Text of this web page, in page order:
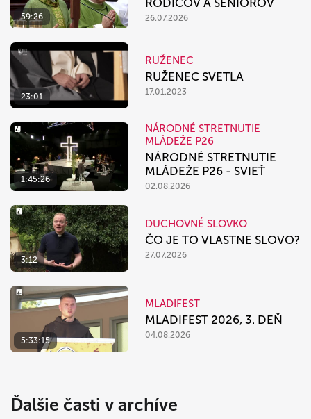
59:26
RODIČOV A SENIOROV
26.07.2026
23:01
RUŽENEC
RUŽENEC SVETLA
17.01.2023
1:45:26
NÁRODNÉ STRETNUTIE
MLÁDEŽE P26
NÁRODNÉ STRETNUTIE
MLÁDEŽE P26 - SVIEŤ
02.08.2026
3:12
DUCHOVNÉ SLOVKO
ČO JE TO VLASTNE SLOVO?
27.07.2026
5:33:15
MLADIFEST
MLADIFEST 2026, 3. DEŇ
04.08.2026
Ďalšie časti v archíve